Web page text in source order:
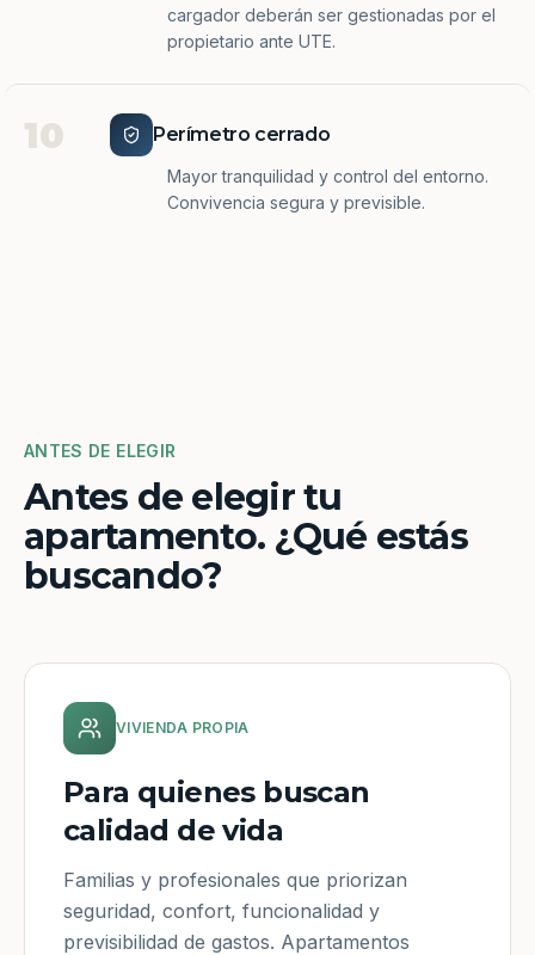
cargador deberán ser gestionadas por el
propietario ante UTE.
10 Perímetro cerrado
Mayor tranquilidad y control del entorno.
Convivencia segura y previsible.
ANTES DE ELEGIR
Antes de elegir tu
apartamento. ¿Qué estás
buscando?
VIVIENDA PROPIA
Para quienes buscan
calidad de vida
Familias y profesionales que priorizan
seguridad, confort, funcionalidad y
previsibilidad de gastos. Apartamentos